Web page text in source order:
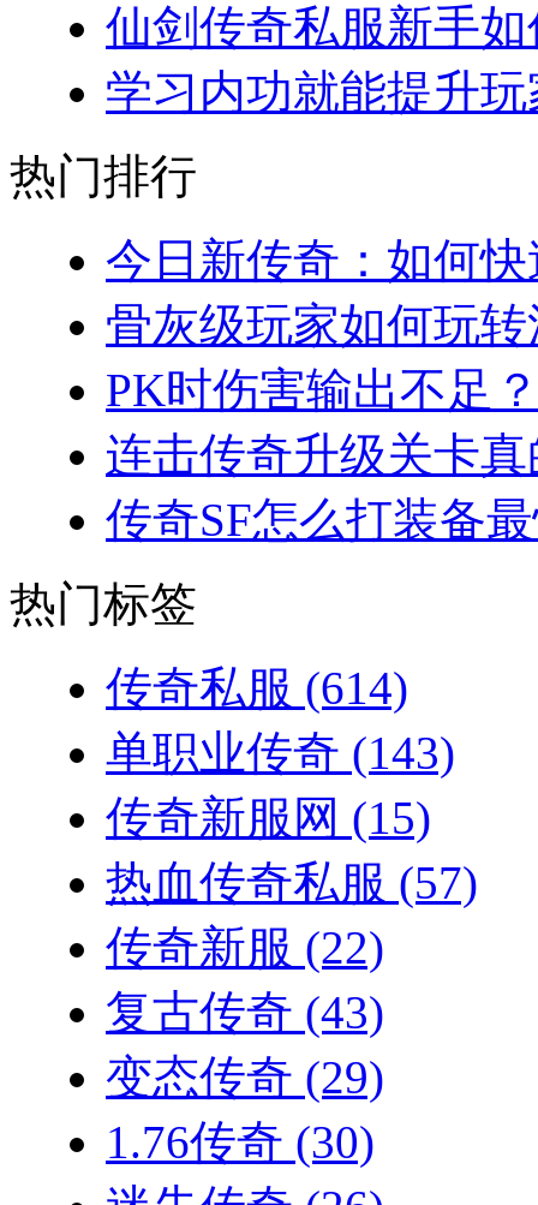
仙剑传奇私服新手
学习内功就能提升
热门排行
今日新传奇：如何
骨灰级玩家如何玩
PK时伤害输出不足
连击传奇升级关卡
传奇SF怎么打装备
热门标签
传奇私服 (614)
单职业传奇 (143)
传奇新服网 (15)
热血传奇私服 (57)
传奇新服 (22)
复古传奇 (43)
变态传奇 (29)
1.76传奇 (30)